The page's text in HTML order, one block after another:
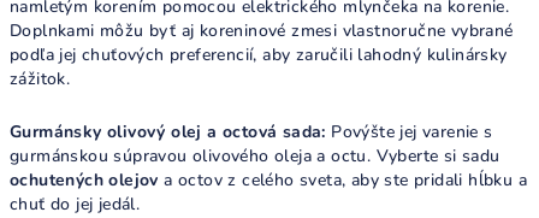
namletým korením pomocou elektrického mlynčeka na korenie.
Doplnkami môžu byť aj koreninové zmesi vlastnoručne vybrané
podľa jej chuťových preferencií, aby zaručili lahodný kulinársky
zážitok.
Gurmánsky olivový olej a octová sada: Povýšte jej varenie s
gurmánskou súpravou olivového oleja a octu. Vyberte si sadu
ochutených olejov a octov z celého sveta, aby ste pridali hĺbku a
chuť do jej jedál.